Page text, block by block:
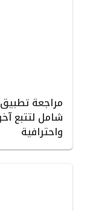
شامل لتتبع
واحترافية